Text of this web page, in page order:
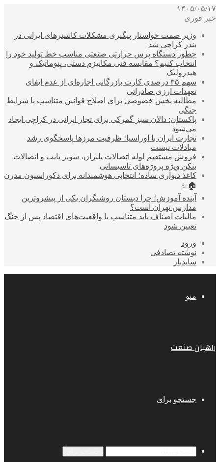
۱۴۰۵/۰۵/۱۷
خبر فوری
وزیر صمت خواستار پیگیری مشکلات کانتینرهای ایرانی در
بندر کراچی شد
چطور دستگاه پرس حرارتی صنعتی مناسب خط تولید خود را
انتخاب کنیم؟ مقایسه فنی مکانیزم دستی، پنوماتیک و
هیدرولیک
سهم ۳۵ درصدی کارت بازرگانی اجاره‌ای از عدم ایفای
تعهدات ارزی صادراتی
مطالبه بخش خصوصی برای اصلاح قوانین متناسب با شرایط
جنگی
پاکستان: دالان سبز گمرکی برای تجار ایرانی در کراچی ایجاد
می‌شود
تجارت ایران با اوراسیا؛ ظرفیت مرزها پاسخگوی رشد
مبادلات نیست
فروش مستقیم لوله اتصالات پلیران، سوپر پایپ و اتصالات
بنکن ویژه پروژه‌های تاسیساتی
کاغذ دیواری ساده؛ انتخابی هوشمندانه برای دکوراسیون مدرن
🏠✨
آینده آموزش؛ چرا دبستان روشنگران یکی از پیشروترین
مدارس تهران است؟
مالیات اصناف باید متناسب با واقعیت‌های اقتصاد پس از جنگ
تعیین شود
ورود
نوشته تصادفی
سایدبار
منو
راهیان صنعت
جستجو برای